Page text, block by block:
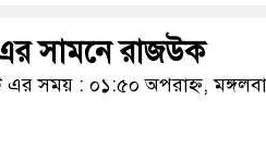
২৮ লাখ টাকার
নেতৃত্ব ও গণতন্ত্রের
অবৈধ বিদেশি
সামনে রাজউক
সময় : ০১:৫০ অপরাহ্ন,